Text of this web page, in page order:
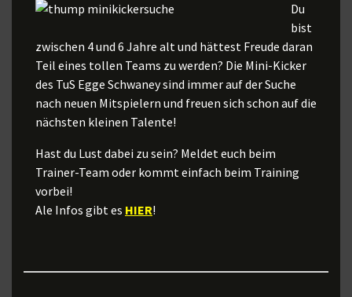
Du
bist
zwischen 4 und 6 Jahre alt und hättest Freude daran
Teil eines tollen Teams zu werden? Die Mini-Kicker
des TuS Egge Schwaney sind immer auf der Suche
nach neuen Mitspielern und freuen sich schon auf die
nächsten kleinen Talente!
Hast du Lust dabei zu sein? Meldet euch beim
Trainer-Team oder kommt einfach beim Training
vorbei!
Ale Infos gibt es HIER!